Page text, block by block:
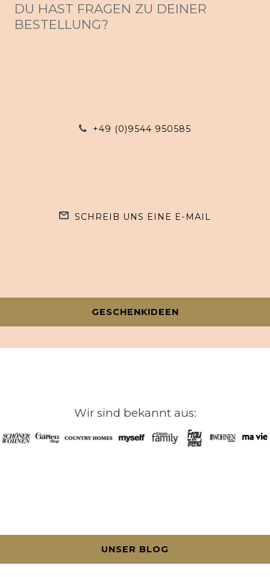
DU HAST FRAGEN ZU DEINER
BESTELLUNG?
+49 (0)9544 950585
SCHREIB UNS EINE E-MAIL
GESCHENKIDEEN
Wir sind bekannt aus:
UNSER BLOG